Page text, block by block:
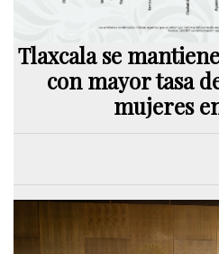
Tlaxcala se
con mayor tasa
mujeres